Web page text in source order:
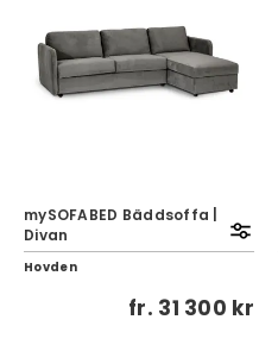
mySOFABED Bäddsoffa |
Divan
Hovden
fr. 31 300 kr